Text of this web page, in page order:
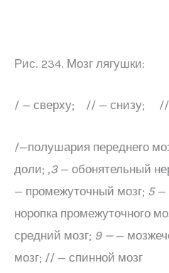
Рис. 234. Мозг лягушки:
/ — сверху; // — снизу; ///
/—полушария переднего
доли; ,3— обонятельный
— промежуточный мозг; 5—
норопка промежуточного
средний мозг; 9 ——
мозг; // — спинной мозг